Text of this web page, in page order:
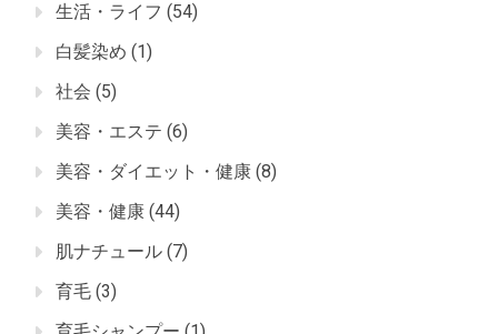
生活・ライフ (54)
白髪染め (1)
社会 (5)
美容・エステ (6)
美容・ダイエット・健康 (8)
美容・健康 (44)
肌ナチュール (7)
育毛 (3)